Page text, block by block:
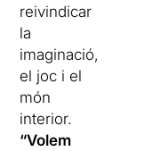
reivindicar
la
imaginació,
el joc i el
món
interior.
“Volem